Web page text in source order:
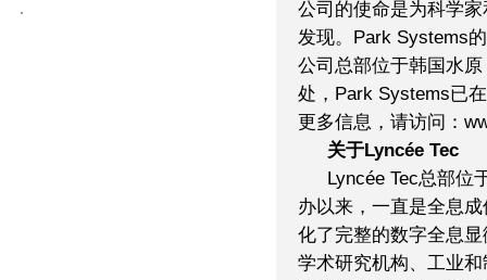
公司的使命是为科学
发现。Park Systems
公司总部位于韩国水
处，Park Systems已
更多信息，请访问：
关于Lyncée Tec
Lyncée Tec总部位
办以来，一直是全息
化了完整的数字全息
学术研究机构、工业